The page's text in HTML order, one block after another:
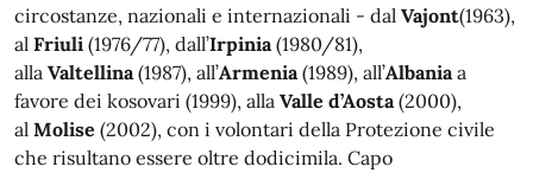
circostanze, nazionali e internazionali - dal Vajont(1963),
al Friuli (1976/77), dall’Irpinia(1980/81),
alla Valtellina(1987), all’Armenia(1989), all’Albaniaa
favore dei kosovari (1999), alla Valle d’Aosta(2000),
al Molise (2002), con i volontari della Protezione civile
che risultano essere oltre dodicimila. Capo